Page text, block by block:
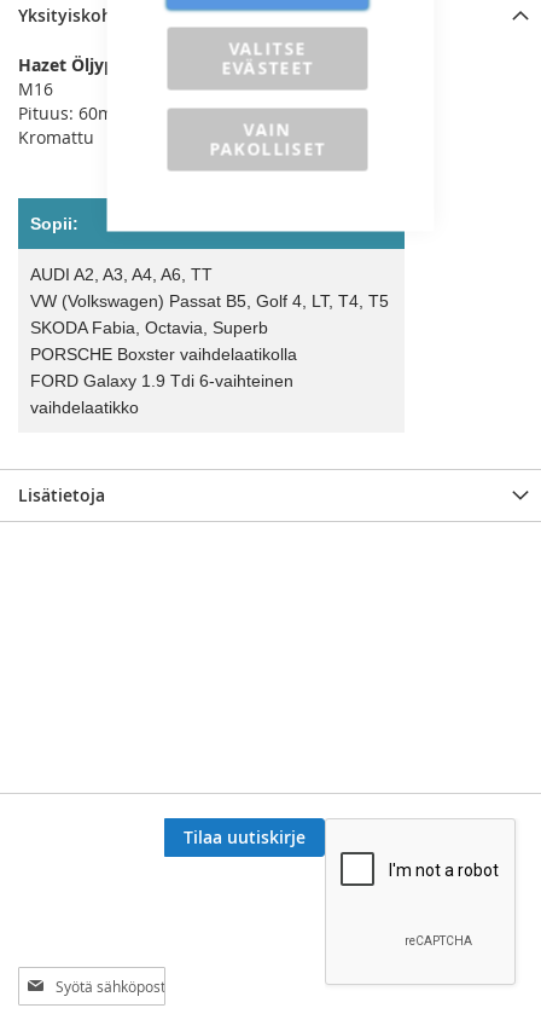
VALITSE
EVÄSTEET
VAIN
PAKOLLISET
Yksityiskohdat
Hazet Öljyproppuhylsy 1/2” XZN
M16
Pituus: 60mm
Kromattu
Sopii:
AUDI A2, A3, A4, A6, TT
VW (Volkswagen) Passat B5, Golf 4, LT, T4, T5
SKODA Fabia, Octavia, Superb
PORSCHE Boxster vaihdelaatikolla
FORD Galaxy 1.9 Tdi 6-vaihteinen
vaihdelaatikko
Lisätietoja
Tilaa
uutiskirjeemme:
Tilaa uutiskirje